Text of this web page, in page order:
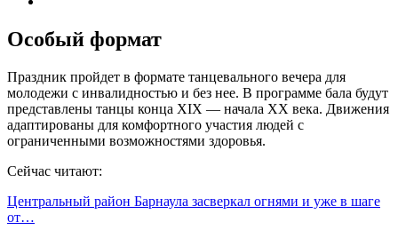
Особый формат
Праздник пройдет в формате танцевального вечера для
молодежи с инвалидностью и без нее. В программе бала будут
представлены танцы конца XIX — начала XX века. Движения
адаптированы для комфортного участия людей с
ограниченными возможностями здоровья.
Сейчас читают:
Центральный район Барнаула засверкал огнями и уже в шаге
от…